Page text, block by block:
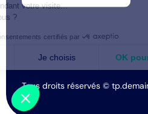
Tous droits réservés ©
accompagner pendant votre visite...
C'est OK pour vous ?
Consentements certifiés par
Non merci Je choisis
Notre plateforme vous permet